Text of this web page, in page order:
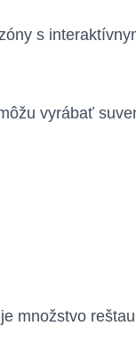
s
vyrábať
množstvo